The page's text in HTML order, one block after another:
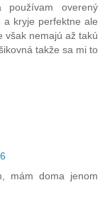
overený
a kryje perfektne ale
však nemajú až takú
takže sa mi to
mám doma jenom